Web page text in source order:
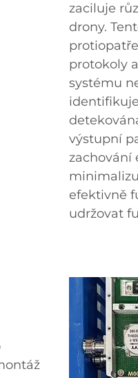
zaciluje
drony.
protokoly
systému
výstupní
zachování
efektivně
udržovat